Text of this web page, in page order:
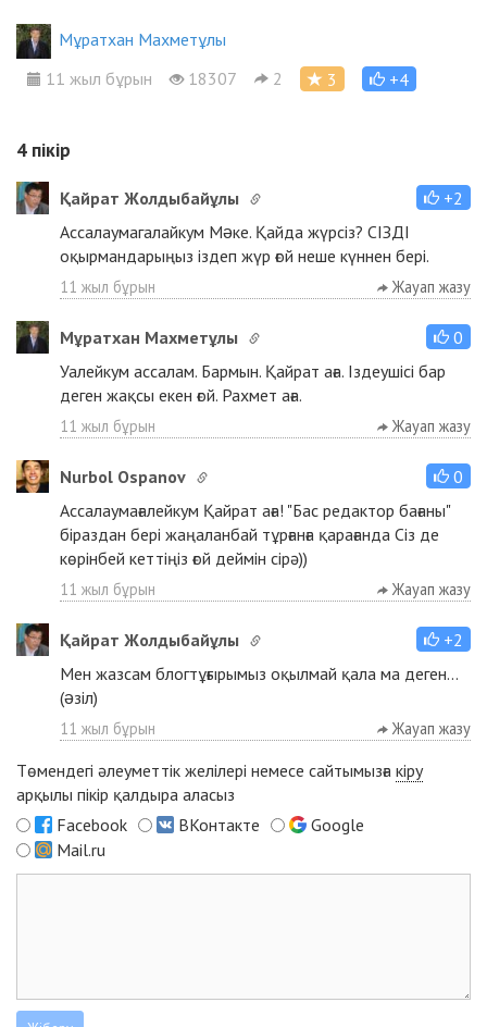
Мұратхан Махметұлы
11 жыл бұрын
18307 2 3 +4
4 пікір
Қайрат Жолдыбайұлы
+2
Ассалаумагалайкум Мəке. Қайда жүрсіз? СІЗДІ
оқырмандарыңыз іздеп жүр ғой неше күннен бері.
11 жыл бұрын Жауап жазу
Мұратхан Махметұлы
0
Уалейкум ассалам. Бармын. Қайрат аға. Іздеушісі бар
деген жақсы екен ғой. Рахмет аға.
11 жыл бұрын Жауап жазу
Nurbol Ospanov
0
Ассалаумағалейкум Қайрат аға! "Бас редактор бағаны"
біраздан бері жаңаланбай тұрғанға қарағанда Сіз де
көрінбей кеттіңіз ғой деймін сірә))
11 жыл бұрын Жауап жазу
Қайрат Жолдыбайұлы
+2
Мен жазсам блогтұғырымыз оқылмай қала ма деген...
(əзіл)
11 жыл бұрын Жауап жазу
Төмендегі әлеуметтік желілері немесе сайтымызға кіру
арқылы пікір қалдыра аласыз
Facebook
ВКонтакте
Google
Mail.ru